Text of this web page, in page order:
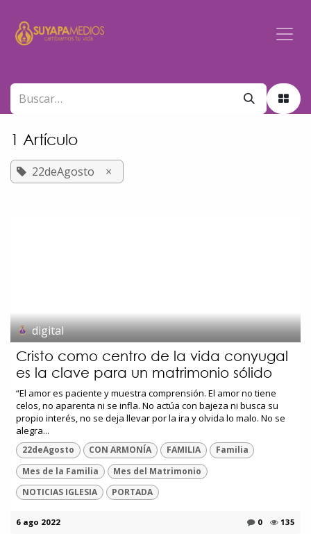
1 Artículo
22deAgosto ×
digital
Cristo como centro de la vida conyugal
es la clave para un matrimonio sólido
“El amor es paciente y muestra comprensión. El amor no tiene
celos, no aparenta ni se infla. No actúa con bajeza ni busca su
propio interés, no se deja llevar por la ira y olvida lo malo. No se
alegra...
22deAgosto CON ARMONÍA FAMILIA
Familia
Mes de la Familia
Mes del Matrimonio
NOTICIAS IGLESIA
PORTADA
6 ago 2022 0 135